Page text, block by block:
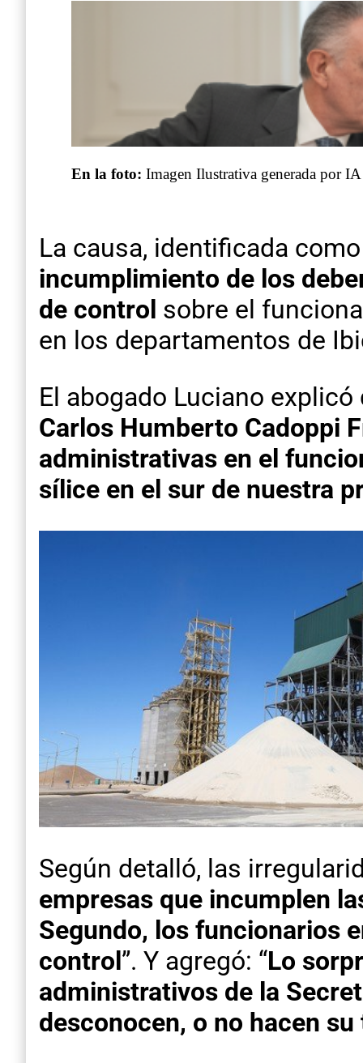
En la foto: Imagen Ilustrativa generada por IA
La causa, identificada
incumplimiento de los
de control sobre el
en los departamentos de
El abogado Luciano explicó
Carlos Humberto Cadoppi
administrativas en el
sílice en el sur de nuestra
Según detalló, las
empresas que incumplen
Segundo, los funcionarios
control ”. Y agregó: “Lo
administrativos de la
desconocen, o no hacen